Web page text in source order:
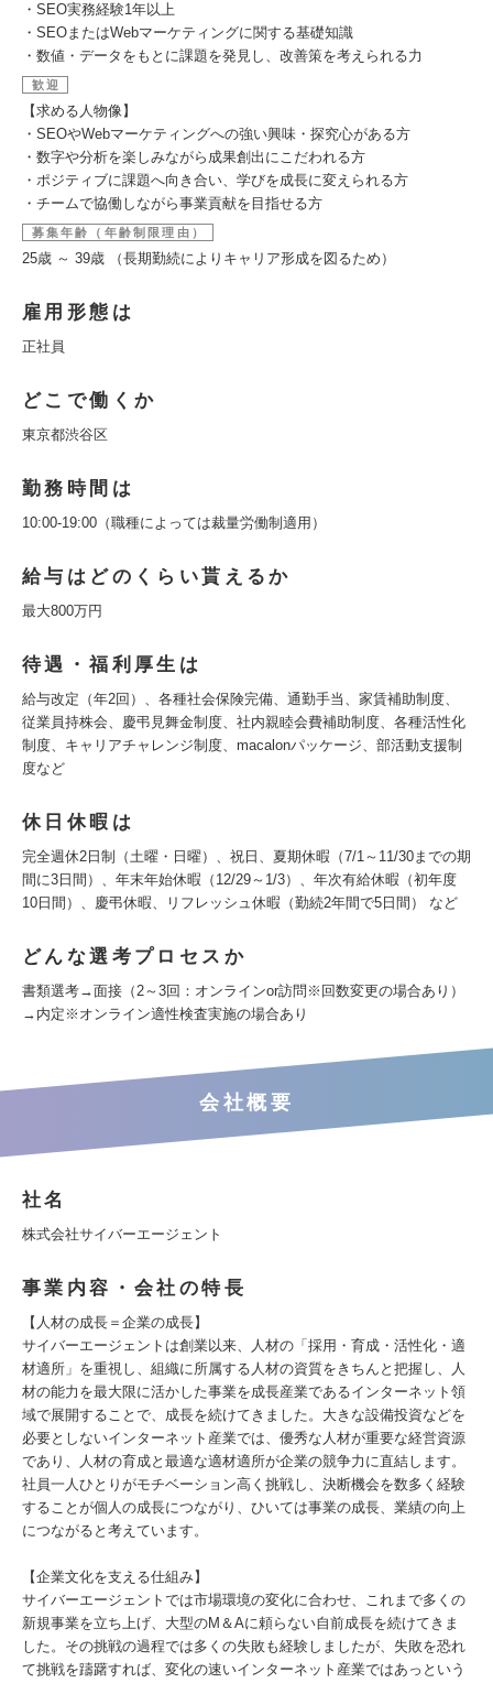
・SEO実務経験1年以上
・SEOまたはWebマーケティングに関する基礎知識
・数値・データをもとに課題を発見し、改善策を考えられる力
歓迎
【求める人物像】
・SEOやWebマーケティングへの強い興味・探究心がある方
・数字や分析を楽しみながら成果創出にこだわれる方
・ポジティブに課題へ向き合い、学びを成長に変えられる方
・チームで協働しながら事業貢献を目指せる方
募集年齢（年齢制限理由）
25歳 ～ 39歳 （長期勤続によりキャリア形成を図るため）
雇用形態は
正社員
どこで働くか
東京都渋谷区
勤務時間は
10:00-19:00（職種によっては裁量労働制適用）
給与はどのくらい貰えるか
最大800万円
待遇・福利厚生は
給与改定（年2回）、各種社会保険完備、通勤手当、家賃補助制度、
従業員持株会、慶弔見舞金制度、社内親睦会費補助制度、各種活性化
制度、キャリアチャレンジ制度、macalonパッケージ、部活動支援制
度など
休日休暇は
完全週休2日制（土曜・日曜）、祝日、夏期休暇（7/1～11/30までの期
間に3日間）、年末年始休暇（12/29～1/3）、年次有給休暇（初年度
10日間）、慶弔休暇、リフレッシュ休暇（勤続2年間で5日間） など
どんな選考プロセスか
書類選考→面接（2～3回：オンラインor訪問※回数変更の場合あり）
→内定※オンライン適性検査実施の場合あり
会社概要
社名
株式会社サイバーエージェント
事業内容・会社の特長
【人材の成長＝企業の成長】
サイバーエージェントは創業以来、人材の「採用・育成・活性化・適
材適所」を重視し、組織に所属する人材の資質をきちんと把握し、人
材の能力を最大限に活かした事業を成長産業であるインターネット領
域で展開することで、成長を続けてきました。大きな設備投資などを
必要としないインターネット産業では、優秀な人材が重要な経営資源
であり、人材の育成と最適な適材適所が企業の競争力に直結します。
社員一人ひとりがモチベーション高く挑戦し、決断機会を数多く経験
することが個人の成長につながり、ひいては事業の成長、業績の向上
につながると考えています。
【企業文化を支える仕組み】
サイバーエージェントでは市場環境の変化に合わせ、これまで多くの
新規事業を立ち上げ、大型のM＆Aに頼らない自前成長を続けてきま
した。その挑戦の過程では多くの失敗も経験しましたが、失敗を恐れ
て挑戦を躊躇すれば、変化の速いインターネット産業ではあっという